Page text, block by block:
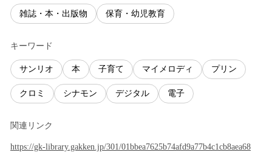
雑誌・本・出版物 保育・幼児教育
キーワード
サンリオ 本 子育て マイメロディ プリン
クロミ シナモン デジタル 電子
関連リンク
https://gk-library.gakken.jp/301/01bbea7625b74afd9a77b4c1cb8aea68